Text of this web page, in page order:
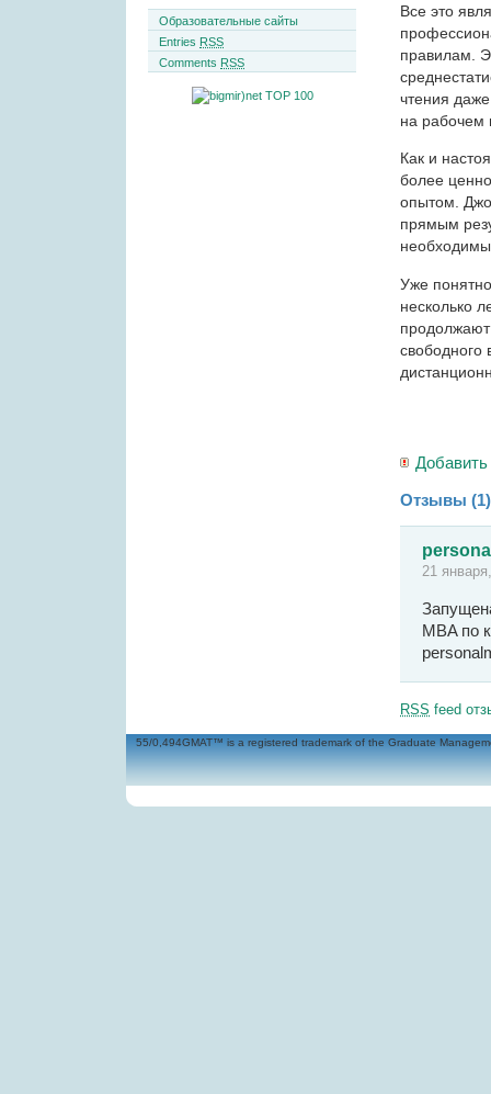
Все это
правилам.
чтения
на рабочем
Как и
более
опытом.
прямым
Уже
несколько
свободного
Отзывы (1)
21
MBA по
RSS feed
Образовательные сайты
Entries RSS
Comments RSS
55/0,494GMAT™ is a registered trademark of the Graduate